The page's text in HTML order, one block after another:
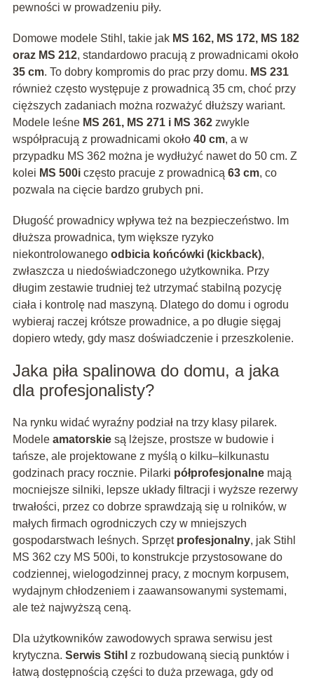
pewności w prowadzeniu piły.
Domowe modele Stihl, takie jak MS 162, MS 172, MS 182
oraz MS 212, standardowo pracują z prowadnicami około
35 cm. To dobry kompromis do prac przy domu. MS 231
również często występuje z prowadnicą 35 cm, choć przy
cięższych zadaniach można rozważyć dłuższy wariant.
Modele leśne MS 261, MS 271 i MS 362zwykle
współpracują z prowadnicami około 40 cm, a w
przypadku MS 362 można je wydłużyć nawet do 50 cm. Z
kolei MS 500iczęsto pracuje z prowadnicą 63 cm, co
pozwala na cięcie bardzo grubych pni.
Długość prowadnicy wpływa też na bezpieczeństwo. Im
dłuższa prowadnica, tym większe ryzyko
niekontrolowanego odbicia końcówki (kickback),
zwłaszcza u niedoświadczonego użytkownika. Przy
długim zestawie trudniej też utrzymać stabilną pozycję
ciała i kontrolę nad maszyną. Dlatego do domu i ogrodu
wybieraj raczej krótsze prowadnice, a po długie sięgaj
dopiero wtedy, gdy masz doświadczenie i przeszkolenie.
Jaka piła spalinowa do domu, a jaka
dla profesjonalisty?
Na rynku widać wyraźny podział na trzy klasy pilarek.
Modele amatorskiesą lżejsze, prostsze w budowie i
tańsze, ale projektowane z myślą o kilku–kilkunastu
godzinach pracy rocznie. Pilarki półprofesjonalnemają
mocniejsze silniki, lepsze układy filtracji i wyższe rezerwy
trwałości, przez co dobrze sprawdzają się u rolników, w
małych firmach ogrodniczych czy w mniejszych
gospodarstwach leśnych. Sprzęt profesjonalny, jak Stihl
MS 362 czy MS 500i, to konstrukcje przystosowane do
codziennej, wielogodzinnej pracy, z mocnym korpusem,
wydajnym chłodzeniem i zaawansowanymi systemami,
ale też najwyższą ceną.
Dla użytkowników zawodowych sprawa serwisu jest
krytyczna. Serwis Stihl z rozbudowaną siecią punktów i
łatwą dostępnością części to duża przewaga, gdy od